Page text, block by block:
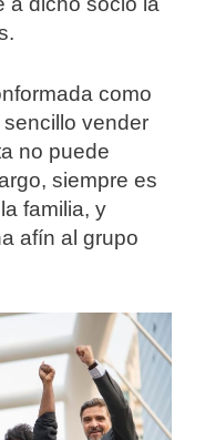
como
vender
no puede
siempre es
familia, y
afín al grupo